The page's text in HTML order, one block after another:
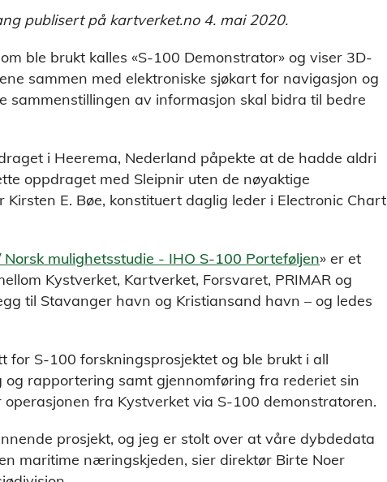
publisert på kartverket.no 4. mai 2020.
ble brukt kalles «S-100 Demonstrator» og viser 3D-
sammen med elektroniske sjøkart for navigasjon og
sammenstillingen av informasjon skal bidra til bedre
i Heerema, Nederland påpekte at de hadde aldri
oppdraget med Sleipnir uten de nøyaktige
E. Bøe, konstituert daglig leder i Electronic Chart
mulighetsstudie - IHO S-100 Porteføljen» er et
Kystverket, Kartverket, Forsvaret, PRIMAR og
til Stavanger havn og Kristiansand havn – og ledes
for S-100 forskningsprosjektet og ble brukt i all
og rapportering samt gjennomføring fra rederiet sin
operasjonen fra Kystverket via S-100 demonstratoren.
prosjekt, og jeg er stolt over at våre dybdedata
maritime næringskjeden, sier direktør Birte Noer